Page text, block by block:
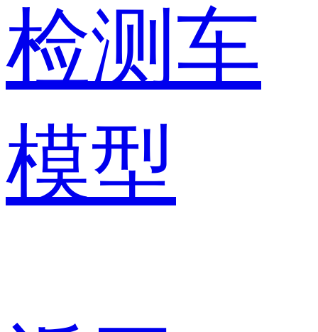
检测车
模型